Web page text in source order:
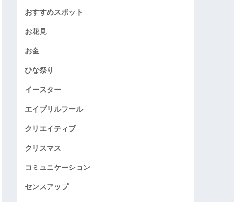
おすすめスポット
お花見
お金
ひな祭り
イースター
エイプリルフール
クリエイティブ
クリスマス
コミュニケーション
センスアップ